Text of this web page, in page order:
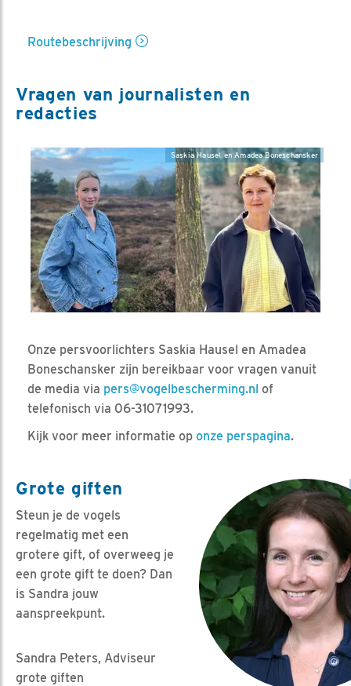
Routebeschrijving
Vragen van journalisten en
redacties
Saskia Hausel en Amadea Boneschansker
Onze persvoorlichters Saskia Hausel en Amadea
Boneschansker zijn bereikbaar voor vragen vanuit
de media via pers@vogelbescherming.nl of
telefonisch via 06-31071993.
Kijk voor meer informatie op onze perspagina.
Grote giften
Steun je de vogels
regelmatig met een
grotere gift, of overweeg je
een grote gift te doen? Dan
is Sandra jouw
aanspreekpunt.
Sandra Peters, Adviseur
grote giften